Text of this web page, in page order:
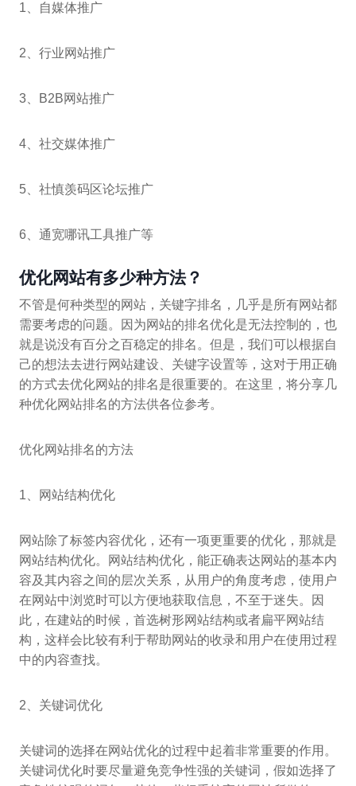
1、自媒体推广
2、行业网站推广
3、B2B网站推广
4、社交媒体推广
5、社慎羡码区论坛推广
6、通宽哪讯工具推广等
优化网站有多少种方法？
不管是何种类型的网站，关键字排名，几乎是所有网站都
需要考虑的问题。因为网站的排名优化是无法控制的，也
就是说没有百分之百稳定的排名。但是，我们可以根据自
己的想法去进行网站建设、关键字设置等，这对于用正确
的方式去优化网站的排名是很重要的。在这里，将分享几
种优化网站排名的方法供各位参考。
优化网站排名的方法
1、网站结构优化
网站除了标签内容优化，还有一项更重要的优化，那就是
网站结构优化。网站结构优化，能正确表达网站的基本内
容及其内容之间的层次关系，从用户的角度考虑，使用户
在网站中浏览时可以方便地获取信息，不至于迷失。因
此，在建站的时候，首选树形网站结构或者扁平网站结
构，这样会比较有利于帮助网站的收录和用户在使用过程
中的内容查找。
2、关键词优化
关键词的选择在网站优化的过程中起着非常重要的作用。
关键词优化时要尽量避免竞争性强的关键词，假如选择了